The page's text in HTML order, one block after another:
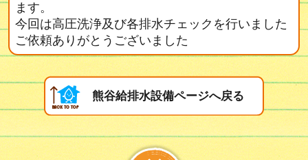
ます。
今回は高圧洗浄及び各排水チェックを行いました
ご依頼ありがとうございました
熊谷給排水設備ページへ戻る